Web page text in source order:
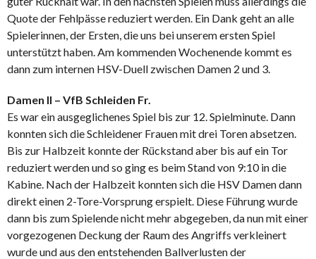
Quote der Fehlpässe reduziert werden. Ein Dank geht an alle
Spielerinnen, der Ersten, die uns bei unserem ersten Spiel
unterstützt haben. Am kommenden Wochenende kommt es
dann zum internen HSV-Duell zwischen Damen 2 und 3.
Damen II – VfB Schleiden Fr.
Es war ein ausgeglichenes Spiel bis zur 12. Spielminute. Dann
konnten sich die Schleidener Frauen mit drei Toren absetzen.
Bis zur Halbzeit konnte der Rückstand aber bis auf ein Tor
reduziert werden und so ging es beim Stand von 9:10 in die
Kabine. Nach der Halbzeit konnten sich die HSV Damen dann
direkt einen 2-Tore-Vorsprung erspielt. Diese Führung wurde
dann bis zum Spielende nicht mehr abgegeben, da nun mit einer
vorgezogenen Deckung der Raum des Angriffs verkleinert
wurde und aus den entstehenden Ballverlusten der